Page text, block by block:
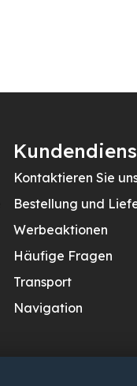
Kontaktieren Sie
Bestellung und
Werbeaktionen
Häufige Fragen
Transport
Navigation